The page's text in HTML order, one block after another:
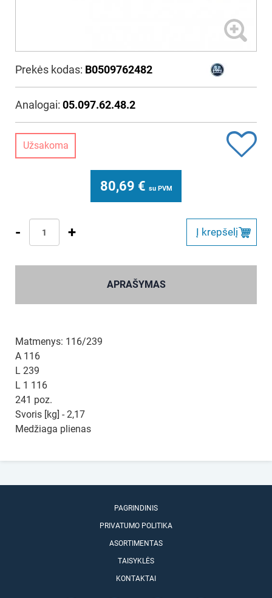
Prekės kodas: B0509762482
Analogai: 05.097.62.48.2
Užsakoma
80,69 € su PVM
- + Į krepšelį
APRAŠYMAS
Matmenys: 116/239
A 116
L 239
L 1 116
241 poz.
Svoris [kg] - 2,17
Medžiaga plienas
PAGRINDINIS
PRIVATUMO POLITIKA
ASORTIMENTAS
TAISYKLĖS
KONTAKTAI